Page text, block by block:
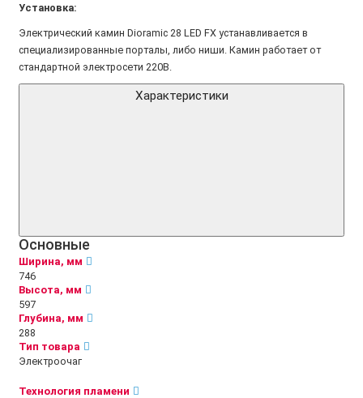
Установка:
Электрический камин Dioramic 28 LED FX устанавливается в
специализированные порталы, либо ниши. Камин работает от
стандартной электросети 220В.
Характеристики
Основные
Ширина, мм
746
Высота, мм
597
Глубина, мм
288
Тип товара
Электроочаг
Технология пламени